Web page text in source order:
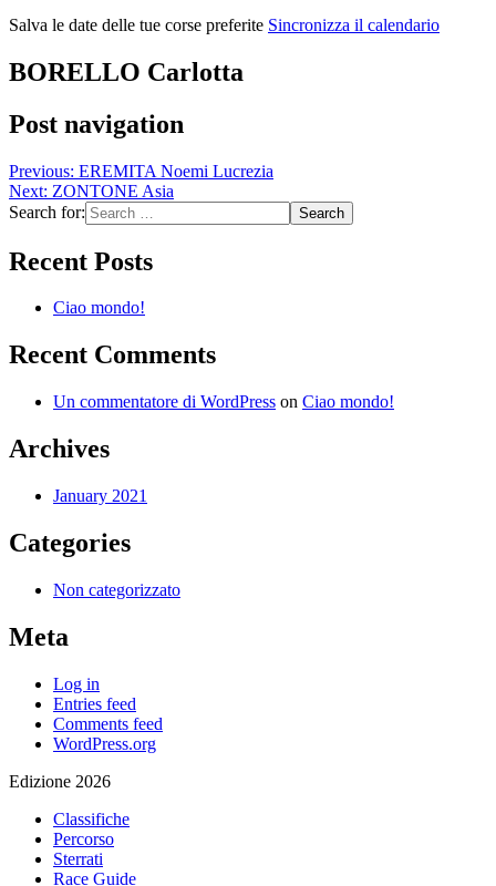
Salva le date delle tue corse preferite Sincronizza il calendario
BORELLO Carlotta
Post navigation
Previous: EREMITA Noemi Lucrezia
Next: ZONTONE Asia
Search for:
Recent Posts
Ciao mondo!
Recent Comments
Un commentatore di WordPress on Ciao mondo!
Archives
January 2021
Categories
Non categorizzato
Meta
Log in
Entries feed
Comments feed
WordPress.org
Edizione 2026
Classifiche
Percorso
Sterrati
Race Guide